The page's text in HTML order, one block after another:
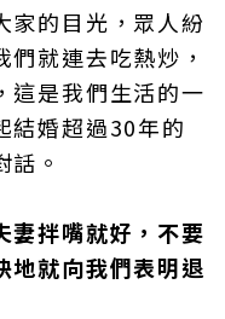
家的目光，眾人紛
就連去吃熱炒，
這是我們生活的一
結婚超過30年的
。
妻拌嘴就好，不要
地就向我們表明退